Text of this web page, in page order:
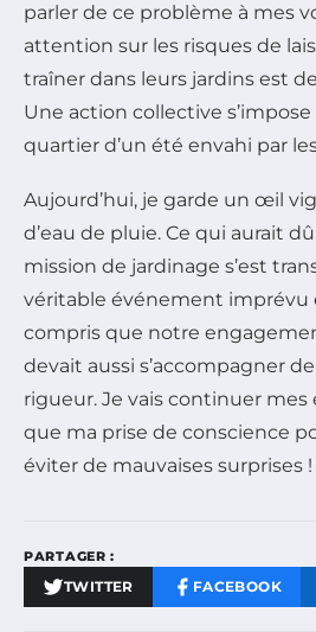
parler de ce problème à mes
attention sur les risques de
traîner dans leurs jardins est
Une action collective
quartier d’un été envahi par
Aujourd’hui, je garde un œil
d’eau de pluie. Ce qui aurait
mission de jardinage s’est
véritable événement imprévu
compris que notre
devait aussi s’accompagner
rigueur. Je vais continuer mes
que ma prise de conscience
éviter de mauvaises surprises !
PARTAGER :
TWITTER FACEBOOK